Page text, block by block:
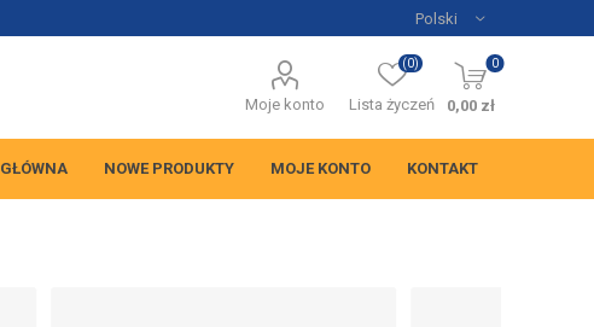
Moje konto Lista życzeń
(0) 0
0,00 zł
NOWE PRODUKTY MOJE KONTO KONTAKT